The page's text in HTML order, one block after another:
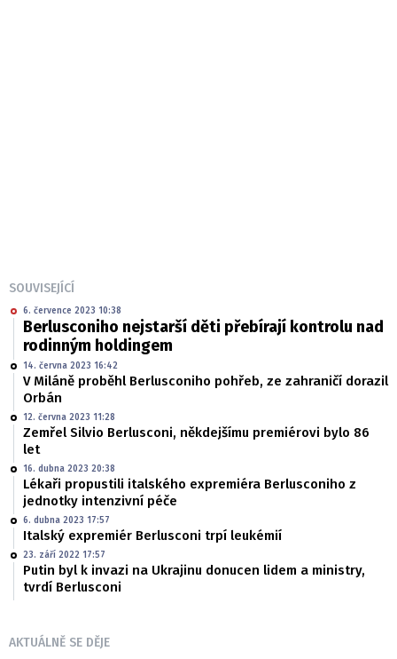
SOUVISEJÍCÍ
6. července 2023 10:38
Berlusconiho nejstarší děti přebírají kontrolu nad
rodinným holdingem
14. června 2023 16:42
V Miláně proběhl Berlusconiho pohřeb, ze zahraničí dorazil
Orbán
12. června 2023 11:28
Zemřel Silvio Berlusconi, někdejšímu premiérovi bylo 86
let
16. dubna 2023 20:38
Lékaři propustili italského expremiéra Berlusconiho z
jednotky intenzivní péče
6. dubna 2023 17:57
Italský expremiér Berlusconi trpí leukémií
23. září 2022 17:57
Putin byl k invazi na Ukrajinu donucen lidem a ministry,
tvrdí Berlusconi
AKTUÁLNĚ SE DĚJE